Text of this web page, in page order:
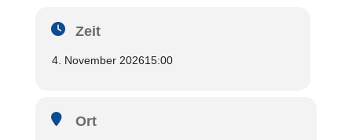
Zeit
4. November 202615:00
Ort